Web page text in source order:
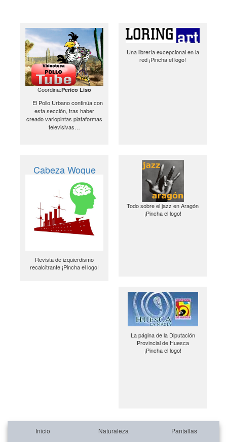
Coordina:Perico Liso
El Pollo Urbano continúa con
esta sección, tras haber
creado variopintas plataformas
televisivas…
Una librería excepcional en la
red ¡Pincha el logo!
Cabeza Woque
Revista de izquierdismo
recalcitrante ¡Pincha el logo!
Todo sobre el jazz en Aragón
¡Pincha el logo!
La página de la Diputación
Provincial de Huesca
¡Pincha el logo!
Inicio Naturaleza Pantallas